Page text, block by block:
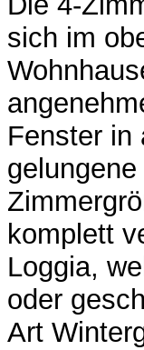
sich im
Fenster in
komplett
Loggia,
oder
Art